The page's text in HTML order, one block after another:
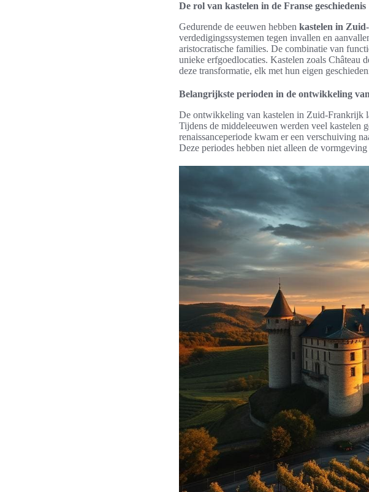
De rol van kastelen in de Franse geschiedenis
Gedurende de eeuwen hebben kastelen in
verdedigingssystemen tegen invallen en
aristocratische families. De combinatie van
unieke erfgoedlocaties. Kastelen zoals Château
deze transformatie, elk met hun eigen
Belangrijkste perioden in de ontwikkeling
De ontwikkeling van kastelen in Zuid-Frankrijk
Tijdens de middeleeuwen werden veel kastelen
renaissanceperiode kwam er een verschuiving
Deze periodes hebben niet alleen de